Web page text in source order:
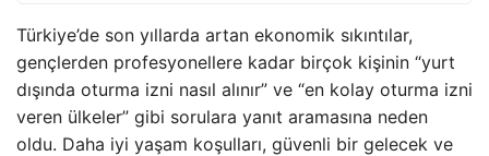
Türkiye’de son yıllarda artan ekonomik sıkıntılar,
gençlerden profesyonellere kadar birçok kişinin “yurt
dışında oturma izni nasıl alınır” ve “en kolay oturma izni
veren ülkeler” gibi sorulara yanıt aramasına neden
oldu. Daha iyi yaşam koşulları, güvenli bir gelecek ve